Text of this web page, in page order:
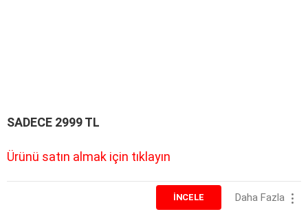
SADECE 2999 TL
Ürünü satın almak için tıklayın
İNCELE Daha Fazla